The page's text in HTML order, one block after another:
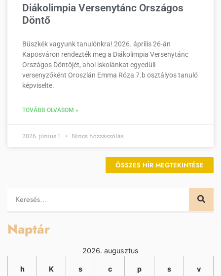
Diákolimpia Versenytánc Országos
Döntő
Büszkék vagyunk tanulónkra! 2026. április 26-án
Kaposváron rendezték meg a Diákolimpia Versenytánc
Országos Döntőjét, ahol iskolánkat egyedüli
versenyzőként Oroszlán Emma Róza 7.b osztályos tanuló
képviselte.
TOVÁBB OLVASOM »
2026. június 1. Nincs hozzászólás
ÖSSZES HÍR MEGTEKINTÉSE
Naptár
2026. augusztus
h K s c p s v